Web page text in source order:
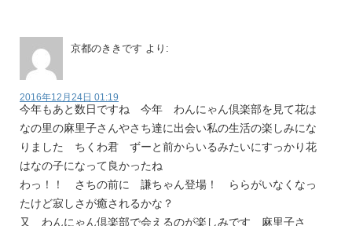
京都のききです より:
2016年12月24日 01:19
今年もあと数日ですね 今年 わんにゃん倶楽部を見て花は
なの里の麻里子さんやさち達に出会い私の生活の楽しみにな
りました ちくわ君 ずーと前からいるみたいにすっかり花
はなの子になって良かったね
わっ！！ さちの前に 謙ちゃん登場！ ららがいなくなっ
たけど寂しさが癒されるかな？
又 わんにゃん倶楽部で会えるのが楽しみです 麻里子さ